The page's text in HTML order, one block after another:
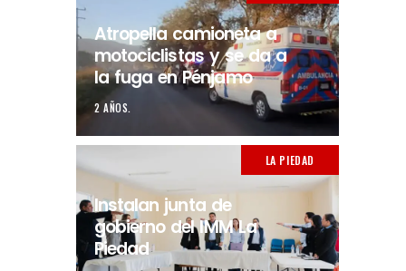
Atropella camioneta a
motociclistas y se da a
la fuga en Pénjamo
2 AÑOS.
LA PIEDAD
Instalan junta de
gobierno del IMM La
Piedad